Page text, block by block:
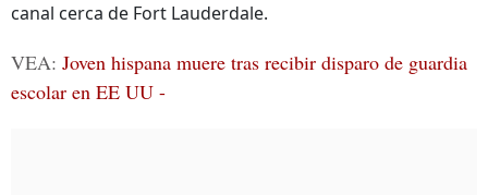
canal cerca de Fort Lauderdale.
VEA: Joven hispana muere tras recibir disparo de guardia
escolar en EE UU -